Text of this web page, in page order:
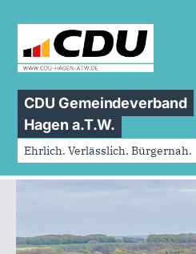
CDU Gemeindeverband
Hagen a.T.W.
Ehrlich. Verlässlich. Bürgernah.